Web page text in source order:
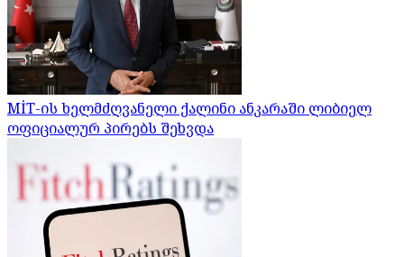
MİT-ის ხელმძღვანელი ქალინი ანკარაში ლიბიელ
ოფიციალურ პირებს შეხვდა